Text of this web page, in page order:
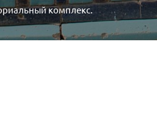
комплекс.